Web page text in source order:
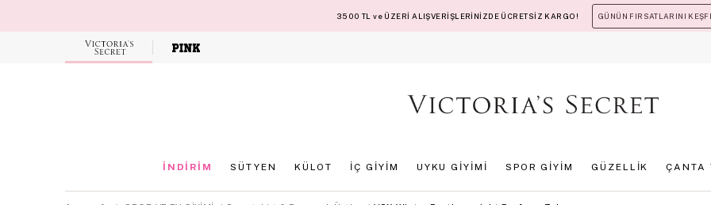
3500 TL ve ÜZERİ ALIŞVERİŞLERİNİZDE ÜCRETSİZ KARGO! GÜNÜN FIRSATLARINI
Victoria's
Secret
İNDİRİM SÜTYEN KÜLOT İÇ GİYİM UYKU GİYİMİ SPOR GİYİM GÜZELLİK ÇANTA